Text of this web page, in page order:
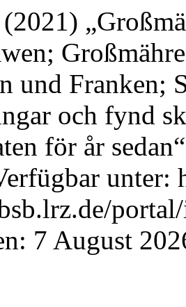
und Franken;
och fynd
för år
unter:
7 August